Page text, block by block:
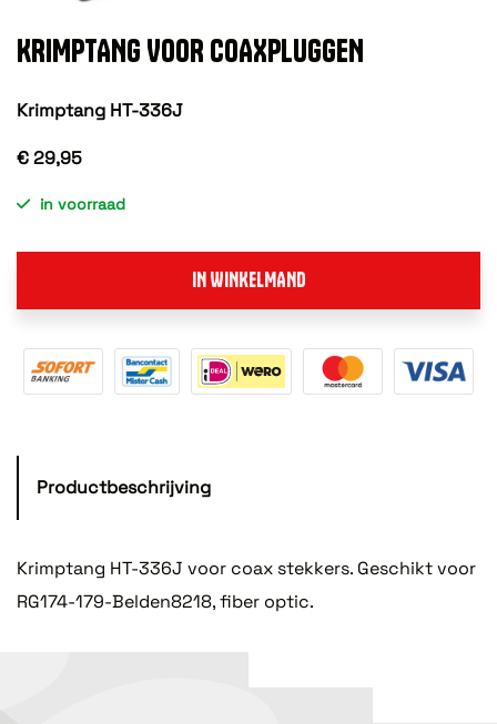
KRIMPTANG VOOR COAXPLUGGEN
Krimptang HT-336J
€ 29,95
in voorraad
IN WINKELMAND
Productbeschrijving
Krimptang HT-336J voor coax stekkers. Geschikt voor
RG174-179-Belden8218, fiber optic.